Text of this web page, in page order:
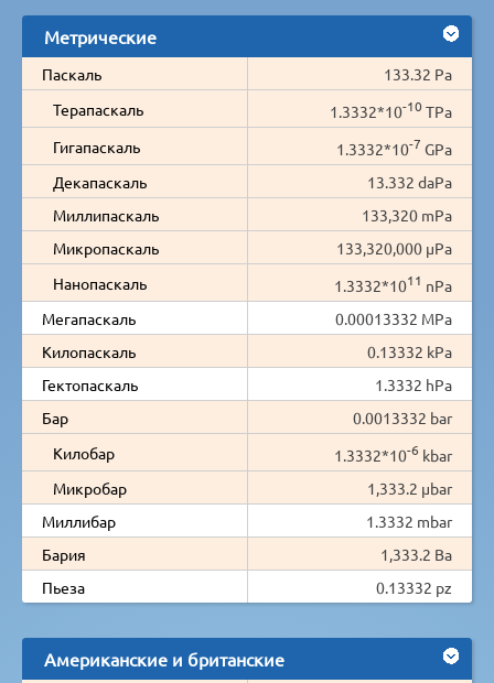
Метрические
Паскаль
133.32 Pa
Терапаскаль
1.3332*10-10 TPa
Гигапаскаль
1.3332*10-7 GPa
Декапаскаль
13.332 daPa
Миллипаскаль
133,320 mPa
Микропаскаль
133,320,000 µPa
Нанопаскаль
1.3332*1011 nPa
Мегапаскаль
0.00013332 MPa
Килопаскаль
0.13332 kPa
Гектопаскаль
1.3332 hPa
Бар
0.0013332 bar
Килобар
1.3332*10-6 kbar
Микробар
1,333.2 µbar
Миллибар
1.3332 mbar
Бария
1,333.2 Ba
Пьеза
0.13332 pz
Американские и британские